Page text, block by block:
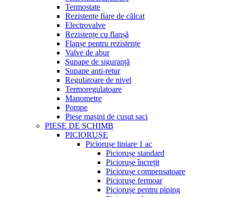
Termostate
Rezistențe fiare de călcat
Electrovalve
Rezistențe cu flanșă
Flanșe pentru rezistențe
Valve de abur
Supape de siguranță
Supape anti-retur
Regulatoare de nivel
Termoregulatoare
Manometre
Pompe
Piese mașini de cusut saci
PIESE DE SCHIMB
PICIORUȘE
Piciorușe liniare 1 ac
Piciorușe standard
Piciorușe încrețit
Piciorușe compensatoare
Piciorușe fermoar
Piciorușe pentru piping